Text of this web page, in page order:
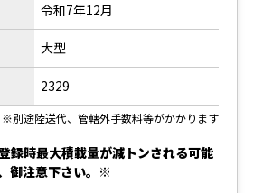
令和7年12月
大型
2329
※別途陸送代、管轄外手数料等がかかります
録時最大積載量が減トンされる可能
御注意下さい。※